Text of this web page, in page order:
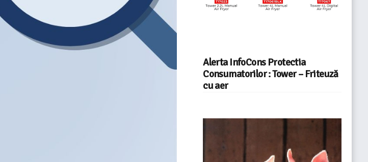
Alerta InfoCons Protectia
Consumatorilor : Tower – Friteuză
cu aer